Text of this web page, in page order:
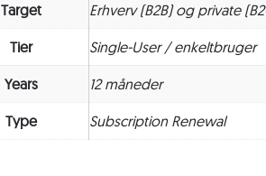
Target Erhverv (B2B) og private
Tier Single-User / enkeltbruger
Years 12 måneder
Type Subscription Renewal